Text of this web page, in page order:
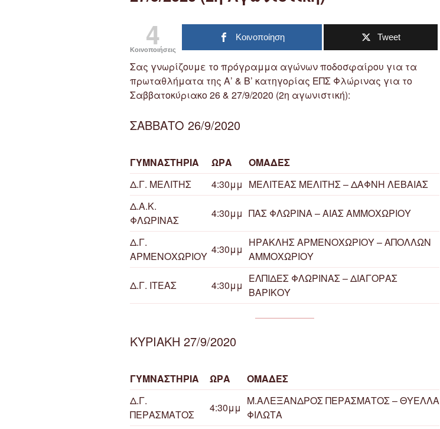
4
Κοινοποιήσεις
Κοινοποίηση Tweet
Σας γνωρίζουμε το πρόγραμμα αγώνων ποδοσφαίρου για τα
πρωταθλήματα της Α’ & Β’ κατηγορίας ΕΠΣ Φλώρινας για το
Σαββατοκύριακο 26 & 27/9/2020 (2η αγωνιστική):
ΣΑΒΒΑΤΟ 26/9/2020
ΓΥΜΝΑΣΤΗΡΙΑ ΩΡΑ
ΟΜΑΔΕΣ
Δ.Γ. ΜΕΛΙΤΗΣ
4:30μμ ΜΕΛΙΤΕΑΣ ΜΕΛΙΤΗΣ – ΔΑΦΝΗ ΛΕΒΑΙΑΣ
Δ.Α.Κ.
ΦΛΩΡΙΝΑΣ
4:30μμ ΠΑΣ ΦΛΩΡΙΝΑ – ΑΙΑΣ ΑΜΜΟΧΩΡΙΟΥ
Δ.Γ.
ΑΡΜΕΝΟΧΩΡΙΟΥ
4:30μμ
ΗΡΑΚΛΗΣ ΑΡΜΕΝΟΧΩΡΙΟΥ – ΑΠΟΛΛΩΝ
ΑΜΜΟΧΩΡΙΟΥ
Δ.Γ. ΙΤΕΑΣ 4:30μμ
ΕΛΠΙΔΕΣ ΦΛΩΡΙΝΑΣ – ΔΙΑΓΟΡΑΣ
ΒΑΡΙΚΟΥ
ΚΥΡΙΑΚΗ 27/9/2020
ΓΥΜΝΑΣΤΗΡΙΑ ΩΡΑ
ΟΜΑΔΕΣ
Δ.Γ.
ΠΕΡΑΣΜΑΤΟΣ
4:30μμ
Μ.ΑΛΕΞΑΝΔΡΟΣ ΠΕΡΑΣΜΑΤΟΣ – ΘΥΕΛΛΑ
ΦΙΛΩΤΑ